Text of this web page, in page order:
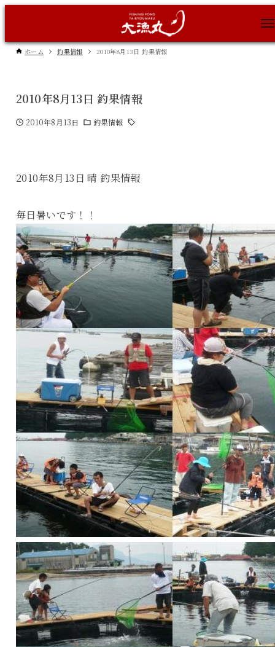
ホーム 釣果情報 2010年8月13日 釣果情報
2010年8月13日 釣果情報
2010年8月13日 釣果情報
2010年8月13日 晴 釣果情報
毎日暑いです！！